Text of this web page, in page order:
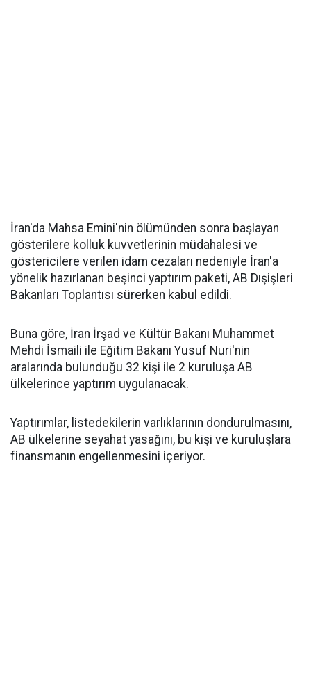
İran'da Mahsa Emini'nin ölümünden sonra başlayan
gösterilere kolluk kuvvetlerinin müdahalesi ve
göstericilere verilen idam cezaları nedeniyle İran'a
yönelik hazırlanan beşinci yaptırım paketi, AB Dışişleri
Bakanları Toplantısı sürerken kabul edildi.
Buna göre, İran İrşad ve Kültür Bakanı Muhammet
Mehdi İsmaili ile Eğitim Bakanı Yusuf Nuri'nin
aralarında bulunduğu 32 kişi ile 2 kuruluşa AB
ülkelerince yaptırım uygulanacak.
Yaptırımlar, listedekilerin varlıklarının dondurulmasını,
AB ülkelerine seyahat yasağını, bu kişi ve kuruluşlara
finansmanın engellenmesini içeriyor.